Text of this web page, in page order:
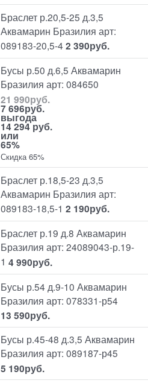
Браслет р.20,5-25 д.3,5
Аквамарин Бразилия арт:
089183-20,5-4 2 390руб.
Бусы р.50 д.6,5 Аквамарин
Бразилия арт: 084650
21 990руб.
7 696руб.
выгода
14 294 руб.
или
65%
Скидка 65%
Браслет р.18,5-23 д.3,5
Аквамарин Бразилия арт:
089183-18,5-1 2 190руб.
Браслет р.19 д.8 Аквамарин
Бразилия арт: 24089043-р.19-
1 4 990руб.
Бусы р.54 д.9-10 Аквамарин
Бразилия арт: 078331-р54
13 590руб.
Бусы р.45-48 д.3,5 Аквамарин
Бразилия арт: 089187-р45
5 190руб.